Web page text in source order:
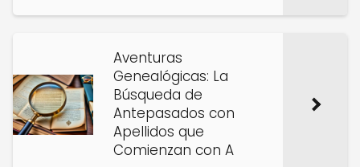
Aventuras
Genealógicas: La
Búsqueda de
Antepasados con
Apellidos que
Comienzan con A